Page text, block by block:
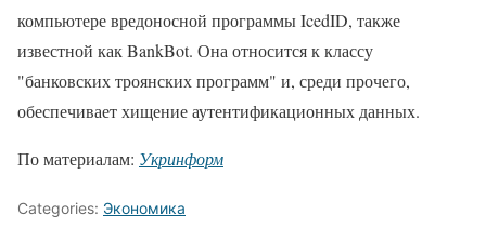
компьютере вредоносной программы IcedID, также
известной как BankBot. Она относится к классу
"банковских троянских программ" и, среди прочего,
обеспечивает хищение аутентификационных данных.
По материалам: Укринформ
Categories: Экономика